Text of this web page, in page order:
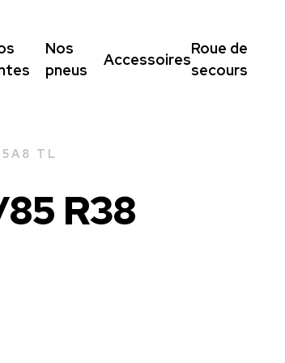
Nos
pneus
Accessoires
Roue de
secours
TL
R38